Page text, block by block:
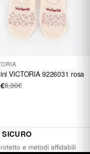
VICTORIA 9226031 rosa
8,90€
e metodi affidabili